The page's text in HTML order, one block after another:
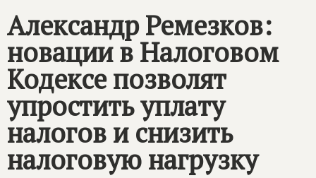
Контакты
Александр Ремезков:
новации в Налоговом
Кодексе позволят
упростить уплату
налогов и снизить
налоговую нагрузку